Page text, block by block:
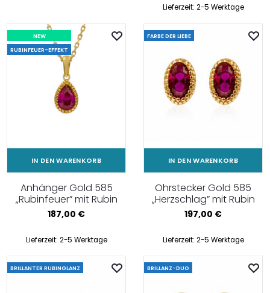
Lieferzeit: 2-5 Werktage
NEW
RUBINFEUER-EFFEKT
IN DEN WARENKORB
Anhänger Gold 585
„Rubinfeuer” mit Rubin
187,00 €
Lieferzeit: 2-5 Werktage
FARBE DER LIEBE
IN DEN WARENKORB
Ohrstecker Gold 585
„Herzschlag” mit Rubin
197,00 €
Lieferzeit: 2-5 Werktage
BRILLANTER RUBINGLANZ BRILLANZ-DUO